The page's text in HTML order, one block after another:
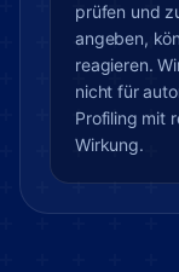
prüfen und
angeben,
reagieren.
nicht für
Profiling mit
Wirkung.